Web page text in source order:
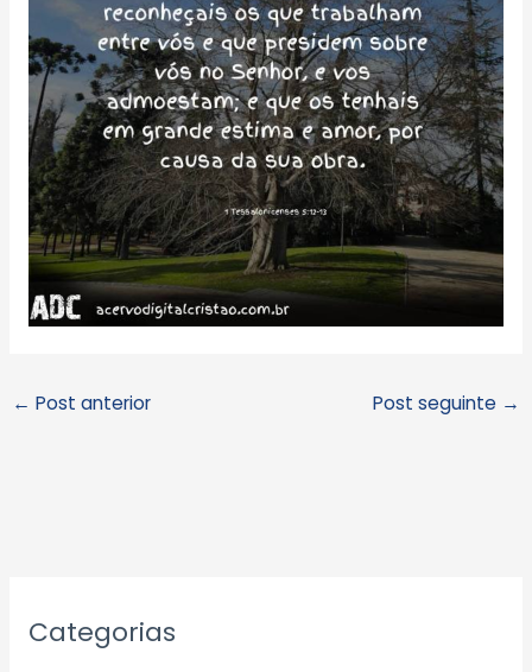
← Post anterior Post seguinte →
Categorias
r